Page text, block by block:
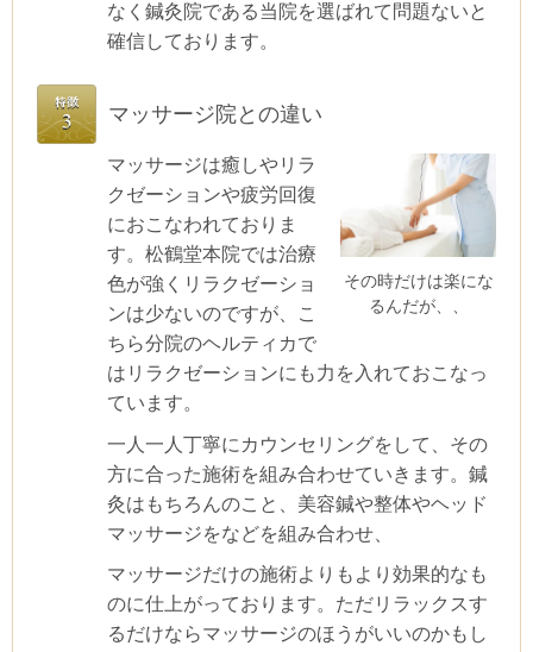
なく鍼灸院である当院を選ばれて問題ないと
確信しております。
マッサージ院との違い
その時だけは楽にな
るんだが、、
マッサージは癒しやリラ
クゼーションや疲労回復
におこなわれておりま
す。松鶴堂本院では治療
色が強くリラクゼーショ
ンは少ないのですが、こ
ちら分院のヘルティカで
はリラクゼーションにも力を入れておこなっ
ています。
一人一人丁寧にカウンセリングをして、その
方に合った施術を組み合わせていきます。鍼
灸はもちろんのこと、美容鍼や整体やヘッド
マッサージをなどを組み合わせ、
マッサージだけの施術よりもより効果的なも
のに仕上がっております。ただリラックスす
るだけならマッサージのほうがいいのかもし